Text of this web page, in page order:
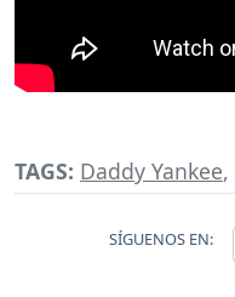
TAGS: Daddy Yankee,
SÍGUENOS EN: